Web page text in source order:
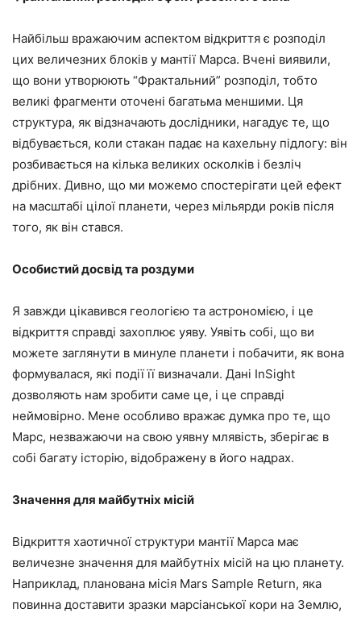
Найбільш вражаючим аспектом відкриття є розподіл
цих величезних блоків у мантії Марса. Вчені виявили,
що вони утворюють “Фрактальний” розподіл, тобто
великі фрагменти оточені багатьма меншими. Ця
структура, як відзначають дослідники, нагадує те, що
відбувається, коли стакан падає на кахельну підлогу: він
розбивається на кілька великих осколків і безліч
дрібних. Дивно, що ми можемо спостерігати цей ефект
на масштабі цілої планети, через мільярди років після
того, як він стався.
Особистий досвід та роздуми
Я завжди цікавився геологією та астрономією, і це
відкриття справді захоплює уяву. Уявіть собі, що ви
можете заглянути в минуле планети і побачити, як вона
формувалася, які події її визначали. Дані InSight
дозволяють нам зробити саме це, і це справді
неймовірно. Мене особливо вражає думка про те, що
Марс, незважаючи на свою уявну млявість, зберігає в
собі багату історію, відображену в його надрах.
Значення для майбутніх місій
Відкриття хаотичної структури мантії Марса має
величезне значення для майбутніх місій на цю планету.
Наприклад, планована місія Mars Sample Return, яка
повинна доставити зразки марсіанської кори на Землю,